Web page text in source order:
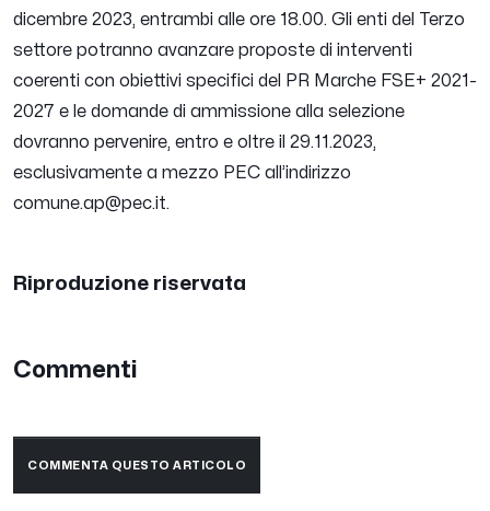
dicembre 2023, entrambi alle ore 18.00. Gli enti del Terzo
settore potranno avanzare proposte di interventi
coerenti con obiettivi specifici del PR Marche FSE+ 2021-
2027 e le domande di ammissione alla selezione
dovranno pervenire, entro e oltre il 29.11.2023,
esclusivamente a mezzo PEC all’indirizzo
comune.ap@pec.it.
Riproduzione riservata
Commenti
COMMENTA QUESTO ARTICOLO